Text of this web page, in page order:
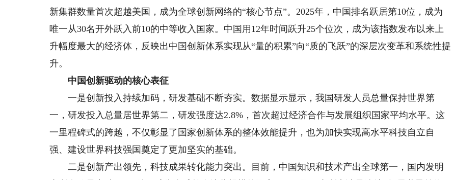
新集群数量首次超越美国，成为全球创新网络的“核心节点”。2025年，中国排名跃居第10位，成为‌
唯一‌从30名开外跃入前10的中等收入国家。中国用12年时间跃升‌25个位次‌，成为该指数发布以来‌上
升幅度最大‌的经济体，反映出中国创新体系实现从“量的积累”向“质的飞跃”的深层次变革和‌系统性提
升。
中国创新驱动的核心表征
一是创新投入持续加码，研发基础不断夯实。数据显示显示，我国研发人员总量保持世界第
一，研发投入总量居世界第二，研发强度达‌2.8%‌，‌首次超过经济合作与发展组织国家平均水平。这
一里程碑式的跨越，不仅彰显了国家创新体系的整体效能提升，也为加快实现高水平科技自立自
强、建设世界科技强国奠定了更加坚实的基础。
二是创新产出领先，科技成果转化能力突出。目前，中国知识和技术产出全球第一，国内发明